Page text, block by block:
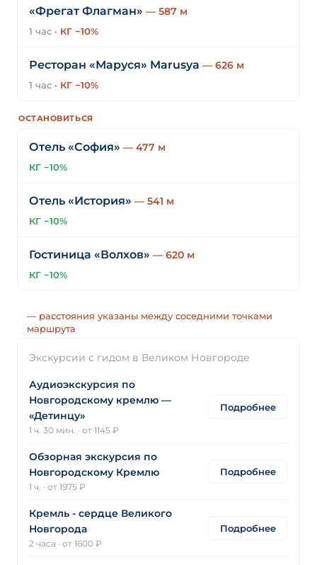
«Фрегат Флагман» — 587 м
1 час · КГ −10%
Ресторан «Маруся» Marusya — 626 м
1 час · КГ −10%
ОСТАНОВИТЬСЯ
Отель «София» — 477 м
КГ −10%
Отель «История» — 541 м
КГ −10%
Гостиница «Волхов» — 620 м
КГ −10%
— расстояния указаны между соседними точками
маршрута
Экскурсии с гидом в Великом Новгороде
Аудиоэкскурсия по
Новгородскому кремлю —
«Детинцу»
1 ч. 30 мин. · от 1145 ₽
Подробнее
Обзорная экскурсия по
Новгородскому Кремлю
1 ч. · от 1975 ₽
Подробнее
Кремль - сердце Великого
Новгорода
2 часа · от 1600 ₽
Подробнее